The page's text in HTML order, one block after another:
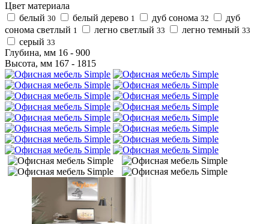
Цвет материала
белый 30 белый дерево 1 дуб сонома 32
дуб
сонома светлый 1 легно светлый 33 легно темный 33
серый 33
Глубина, мм 16 - 900
Высота, мм 167 - 1815